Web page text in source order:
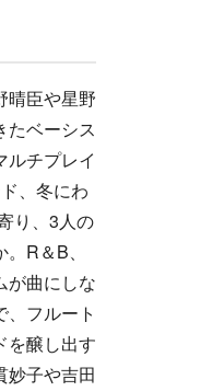
晴臣や星野
たベーシス
ルチプレイ
、冬にわ
り、3人の
R＆B、
が曲にしな
フルート
を醸し出す
妙子や吉田